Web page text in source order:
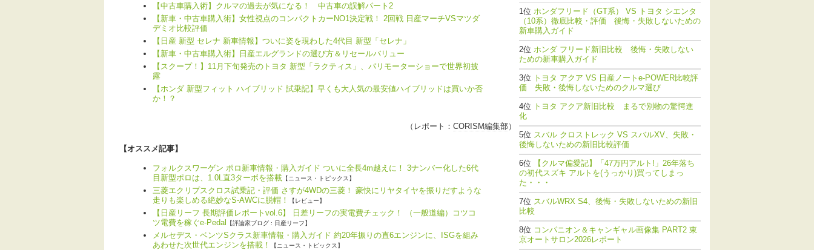
【中古車購入術】クルマの過去が気になる！ 中古車の誤解パート2
【新車・中古車購入術】女性視点のコンパクトカーNO1決定戦！ 2回戦 日産マーチVSマツダ
デミオ比較評価
【日産 新型 セレナ 新車情報】ついに姿を現わした4代目 新型「セレナ」
【新車・中古車購入術】日産エルグランドの選び方＆リセールバリュー
【スクープ！】11月下旬発売のトヨタ 新型「ラクティス」、パリモーターショーで世界初披
露
【ホンダ 新型フィット ハイブリッド 試乗記】早くも大人気の最安値ハイブリッドは買いか否
か！？
（レポート： CORISM編集部）
【オススメ記事】
フォルクスワーゲン ポロ新車情報・購入ガイド ついに全長4m越えに！ 3ナンバー化した6代
目新型ポロは、1.0L直3ターボを搭載 【ニュース・トピックス】
三菱エクリプスクロス試乗記・評価 さすが4WDの三菱！ 豪快にリヤタイヤを振りだすような
走りも楽しめる絶妙なS-AWCに脱帽！
【レビュー】
【日産リーフ 長期評価レポートvol.6】 日差リーフの実電費チェック！ （一般道編）コツコ
ツ電費を稼ぐe-Pedal
【評論家ブログ : 日産リーフ】
メルセデス・ベンツSクラス新車情報・購入ガイド 約20年振りの直6エンジンに、ISGを組み
あわせた次世代エンジンを搭載！
【ニュース・トピックス】
ホンダフリード（GT系） VS トヨタ シエンタ
（10系）徹底比較・評価 後悔・失敗しないための
新車購入ガイド
ホンダ フリード新旧比較 後悔・失敗しない
ための新車購入ガイド
トヨタ アクア VS 日産ノートe-POWER比較評
価 失敗・後悔しないためのクルマ選び
トヨタ アクア新旧比較 まるで別物の驚愕進
化
スバル クロストレック VS スバルXV、失敗・
後悔しないための新旧比較評価
【クルマ偏愛記】「47万円アルト!」26年落ち
の初代スズキ アルトを(うっかり)買ってしまっ
た・・・
スバルWRX S4、後悔・失敗しないための新旧
比較
コンパニオン＆キャンギャル画像集 PART2 東
京オートサロン2026レポート